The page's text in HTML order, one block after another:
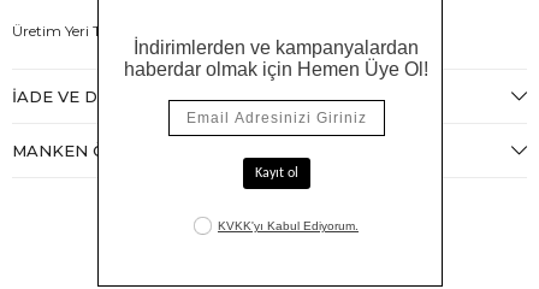
Üretim Yeri Türkiye
İADE VE DEĞIŞIM
MANKEN ÖLÇÜLERI